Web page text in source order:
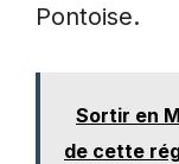
Pontoise.
Sortir en
de cette